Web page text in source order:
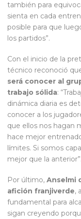
también para
sienta en cada
posible para que
los partidos”.
Con el inicio de la
técnico reconoció
será conocer al
trabajo sólida:
dinámica diaria es
conocer a los
que ellos nos hagan
hace mejor
límites. Si somos
mejor que la anterior”.
Por último, Anselmi
afición franjiverde,
fundamental para
sigan creyendo